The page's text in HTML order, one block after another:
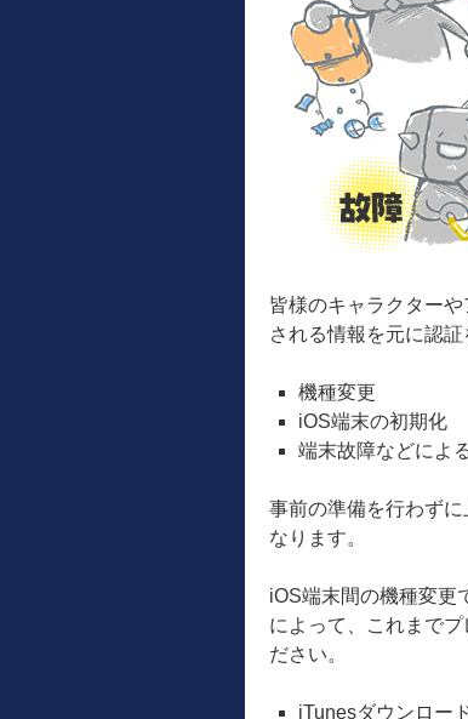
皆様のキャラクター
される情報を元に認証
機種変更
iOS端末の初期化
端末故障などによ
事前の準備を行わず
なります。
iOS端末間の機種変更
によって、これまで
ださい。
iTunesダウンロー